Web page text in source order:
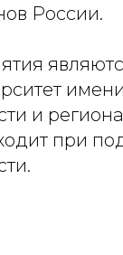
России.
и
при